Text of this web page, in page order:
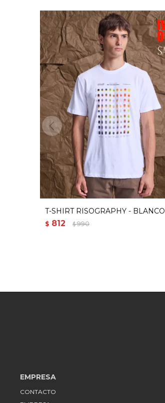
T-SHIRT RISOGRAPHY - BLANCO
$ 812 $ 990
EMPRESA
CONTACTO